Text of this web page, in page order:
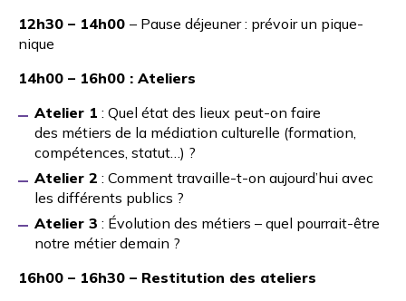
12h30 – 14h00 – Pause déjeuner : prévoir un pique-
nique
14h00 – 16h00 : Ateliers
Atelier 1 : Quel état des lieux peut-on faire
des métiers de la médiation culturelle (formation,
compétences, statut…) ?
Atelier 2 : Comment travaille-t-on aujourd’hui avec
les différents publics ?
Atelier 3 : Évolution des métiers – quel pourrait-être
notre métier demain ?
16h00 – 16h30 – Restitution des ateliers